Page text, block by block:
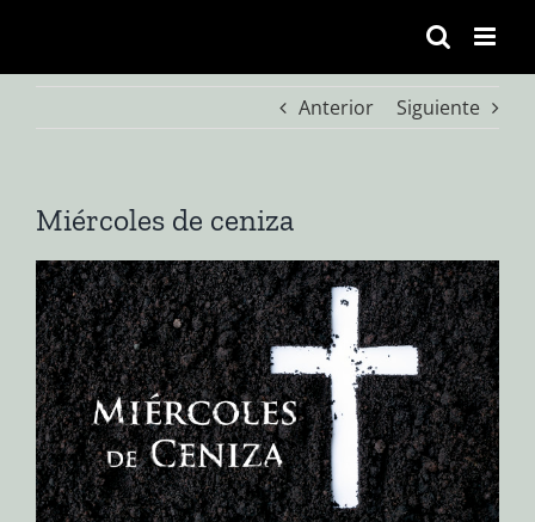
contenido
Anterior
Siguiente
Miércoles de ceniza